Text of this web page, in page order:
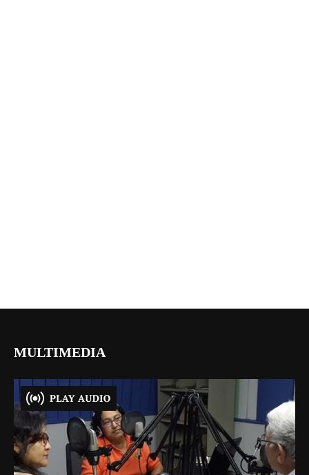
MULTIMEDIA